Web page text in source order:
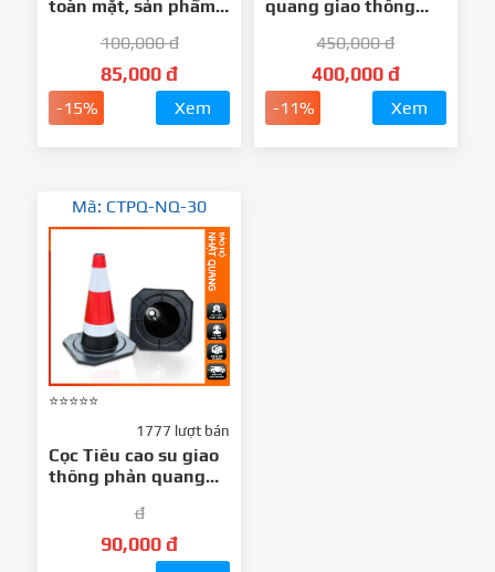
toàn mặt, sản phẩm
ngành công nghiệp
như xây dựng, cơ khí,
hàn
100,000 đ
85,000 đ
-15% Xem
quang giao thông
Nhật Quang
450,000 đ
400,000 đ
-11% Xem
Mã: CTPQ-NQ-30
⭐⭐⭐⭐⭐
1777 lượt bán
Cọc Tiêu cao su giao
thông phản quang
đ
90,000 đ